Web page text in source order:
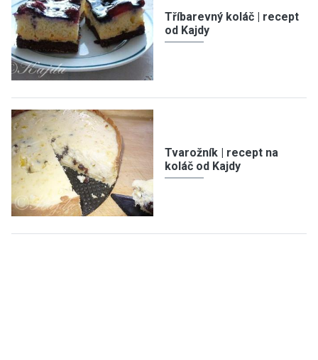
Tříbarevný koláč | recept
od Kajdy
Tvarožník | recept na
koláč od Kajdy